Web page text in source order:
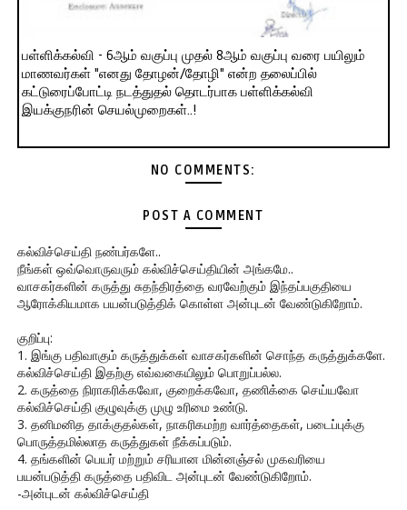
பள்ளிக்கல்வி - 6ஆம் வகுப்பு முதல் 8ஆம் வகுப்பு வரை பயிலும்
மாணவர்கள் "எனது தோழன்/தோழி" என்ற தலைப்பில்
கட்டுரைப்போட்டி நடத்துதல் தொடர்பாக பள்ளிக்கல்வி
இயக்குநரின் செயல்முறைகள்..!
NO COMMENTS:
POST A COMMENT
கல்விச்செய்தி நண்பர்களே..
நீங்கள் ஒவ்வொருவரும் கல்விச்செய்தியின் அங்கமே..
வாசகர்களின் கருத்து சுதந்திரத்தை வரவேற்கும் இந்தப்பகுதியை
ஆரோக்கியமாக பயன்படுத்திக் கொள்ள அன்புடன் வேண்டுகிறோம்.
குறிப்பு:
1. இங்கு பதிவாகும் கருத்துக்கள் வாசகர்களின் சொந்த கருத்துக்களே.
கல்விச்செய்தி இதற்கு எவ்வகையிலும் பொறுப்பல்ல.
2. கருத்தை நிராகரிக்கவோ, குறைக்கவோ, தணிக்கை செய்யவோ
கல்விச்செய்தி குழுவுக்கு முழு உரிமை உண்டு.
3. தனிமனித தாக்குதல்கள், நாகரிகமற்ற வார்த்தைகள், படைப்புக்கு
பொருத்தமில்லாத கருத்துகள் நீக்கப்படும்.
4. தங்களின் பெயர் மற்றும் சரியான மின்னஞ்சல் முகவரியை
பயன்படுத்தி கருத்தை பதிவிட அன்புடன் வேண்டுகிறோம்.
-அன்புடன் கல்விச்செய்தி